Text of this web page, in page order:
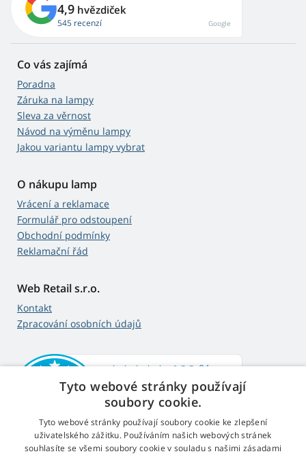
4,9 hvězdiček
545 recenzí Google
Co vás zajímá
Poradna
Záruka na lampy
Sleva za věrnost
Návod na výměnu lampy
Jakou variantu lampy vybrat
O nákupu lamp
Vrácení a reklamace
Formulář pro odstoupení
Obchodní podmínky
Reklamační řád
Web Retail s.r.o.
Kontakt
Zpracování osobních údajů
Tyto webové stránky používají
soubory cookie.
Tyto webové stránky používají soubory cookie ke zlepšení
uživatelského zážitku. Používáním našich webových stránek
souhlasíte se všemi soubory cookie v souladu s našimi zásadami